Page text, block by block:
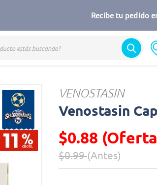
Recibe tu pedido
VENOSTASIN
Venostasin
$0.88
Precio reducido de
$0.99(Antes)